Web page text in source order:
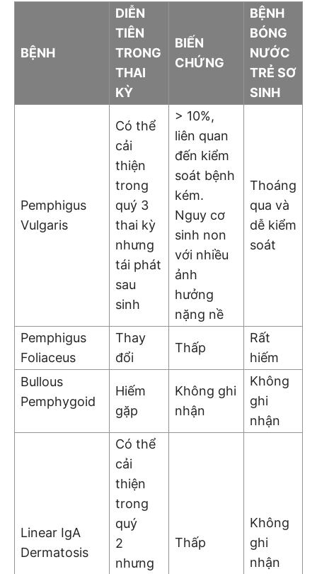
BỆNH
DIỄN
TIÊN
TRONG
THAI
KỲ
BIẾN
CHỨNG
BỆNH
BÓNG
NƯỚC
TRẺ SƠ
SINH
Pemphigus
Vulgaris
Có thể
cải
thiện
trong
quý 3
thai kỳ
nhưng
tái phát
sau
sinh
> 10%,
liên quan
đến kiểm
soát bệnh
kém.
Nguy cơ
sinh non
với nhiều
ảnh
hưởng
nặng nề
Thoáng
qua và
dễ kiểm
soát
Pemphigus
Foliaceus
Thay
đổi
Thấp
Rất
hiếm
Bullous
Pemphygoid
Hiếm
gặp
Không ghi
nhận
Không
ghi
nhận
Linear IgA
Dermatosis
Có thể
cải
thiện
trong
quý
2
nhưng
Thấp
Không
ghi
nhận